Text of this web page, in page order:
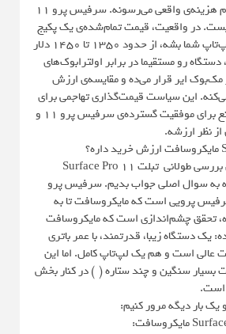
این موضوع ما رو به مفهوم هزینه‌ی واقعی می‌رسونه. سرفیس پرو ۱۱
دلاری نیست. در واقعیت، قیمت تمام‌شده‌ی یک پکیج
کامل که بتونه جایگزین لپ‌تاپ شما بشه، از حدود ۱۳۵۰ تا ۱۴۵۰ دلار
رو مستقیما در برابر اولترابوک‌های
مک‌بوک ایر قرار می‌ده و مقایسه‌ی ارزش
این سیاست قیمت‌گذاری تهاجمی برای
لوازم جانبی، بزرگترین مانع برای موفقیت گسترده‌ی سرفیس پرو ۱۱ و
نظر ارزشه.
خب، رسیدیم به آخر این بررسی طولانی تبلت Surface Pro 11
به سوال اصلی جواب بدیم. سرفیس پرو
پرویی است که مایکروسافت تا به
تحقق چشم‌اندازی است که مایکروسافت
یک دستگاه زیبا، قدرتمند، با عمر باتری
عالی است و هم یک لپ‌تاپ کامل. اما این
بسیار سنگین و چند ستاره (*) در کنار بخش
است.
بار دیگه مرور کنیم: